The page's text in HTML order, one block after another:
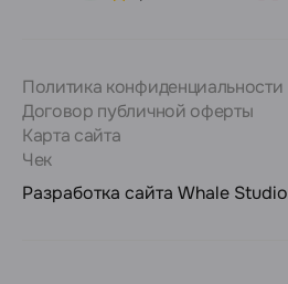
Политика конфиденциальности
Договор публичной оферты
Карта сайта
Чек
Разработка сайта Whale Studio